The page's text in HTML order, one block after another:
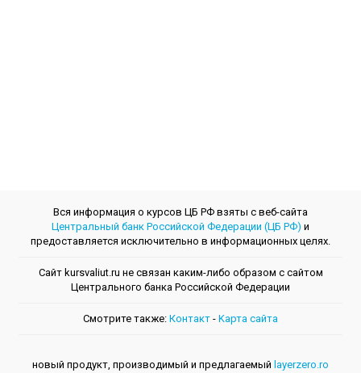
Вся информация о курсов ЦБ РФ взяты с веб-сайта
Центральный банк Российской Федерации (ЦБ РФ) и
предоставляется исключительно в информационных целях.
Сайт kursvaliut.ru не связан каким-либо образом с сайтом
Центрального банкa Российской Федерации
Смотрите также: Контакт - Kарта сайта
новый продукт, производимый и предлагаемый layerzero.ro